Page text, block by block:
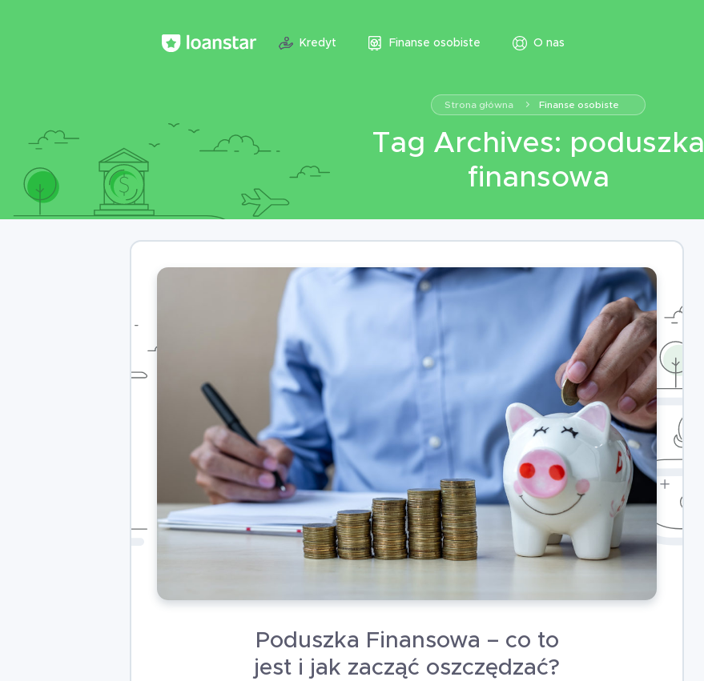
Kredyt Finanse osobiste O nas
Strona główna Finanse osobiste
Tag Archives: poduszka
finansowa
Poduszka Finansowa – co to
jest i jak zacząć oszczędzać?